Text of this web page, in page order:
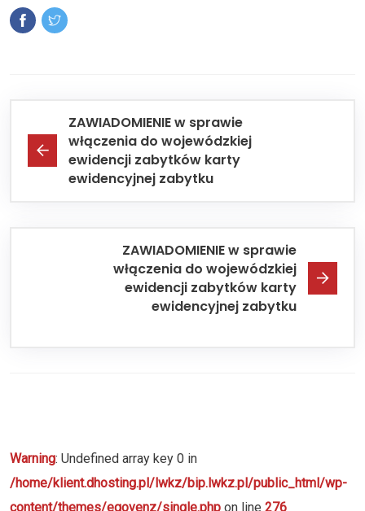
ZAWIADOMIENIE w sprawie
włączenia do wojewódzkiej
ewidencji zabytków karty
ewidencyjnej zabytku
ZAWIADOMIENIE w sprawie
włączenia do wojewódzkiej
ewidencji zabytków karty
ewidencyjnej zabytku
Warning: Undefined array key 0 in
/home/klient.dhosting.pl/lwkz/bip.lwkz.pl/public_html/wp-
content/themes/egovenz/single.php on line 276